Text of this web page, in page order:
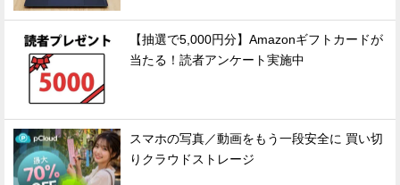
【抽選で5,000円分】Amazonギフトカードが
当たる！読者アンケート実施中
スマホの写真／動画をもう一段安全に 買い切
りクラウドストレージ